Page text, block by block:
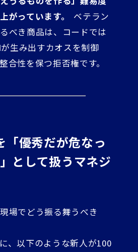
がっています。
ベテラン
べき商品は、コードでは
生み出すカオスを制御
合性を保つ拒否権です。
「優秀だが危なっ
として扱うマネジ
場でどう振る舞うべき
、以下のような新人が100